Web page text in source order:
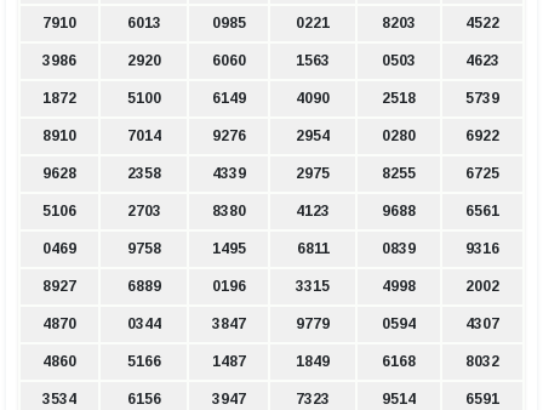
7910 6013 0985 0221 8203 4522
3986 2920 6060 1563 0503 4623
1872 5100 6149 4090 2518 5739
8910 7014 9276 2954 0280 6922
9628 2358 4339 2975 8255 6725
5106 2703 8380 4123 9688 6561
0469 9758 1495 6811 0839 9316
8927 6889 0196 3315 4998 2002
4870 0344 3847 9779 0594 4307
4860 5166 1487 1849 6168 8032
3534 6156 3947 7323 9514 6591